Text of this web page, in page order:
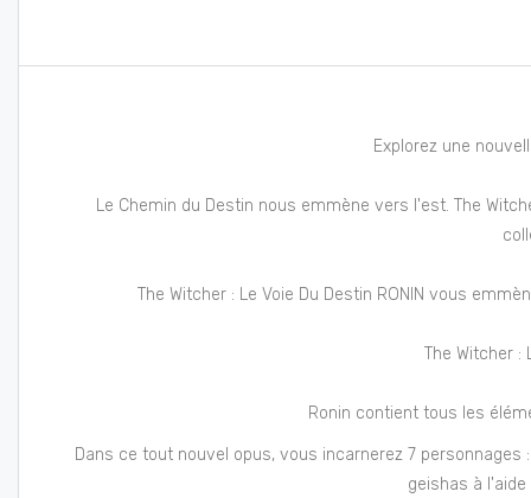
Explorez une
Le Chemin du Destin nous emmène vers l'est. The
The Witcher : Le Voie Du Destin RONIN vous
The Witcher :
Ronin contient tous les
Dans ce tout nouvel opus, vous incarnerez 7
geishas à